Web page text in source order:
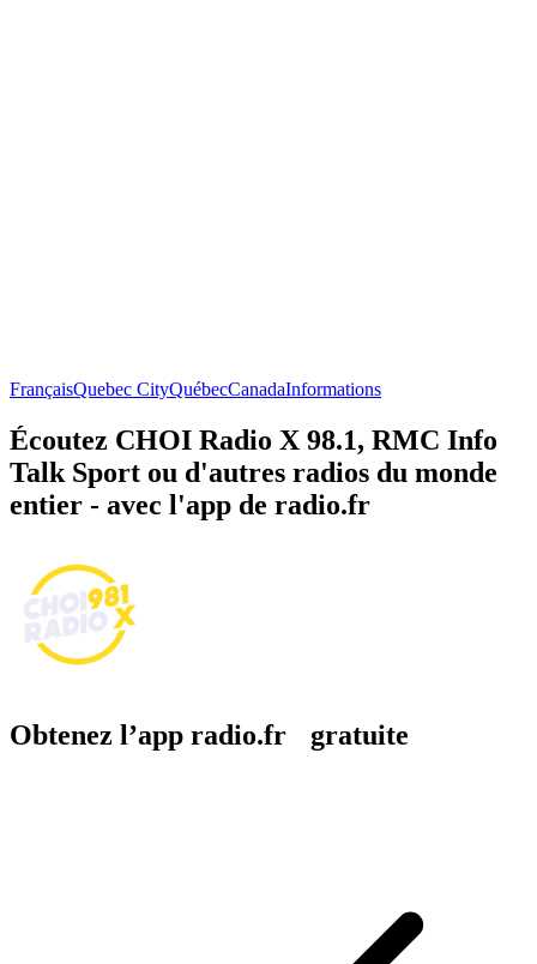
FrançaisQuebec CityQuébecCanadaInformations
Écoutez CHOI Radio X 98.1, RMC Info
Talk Sport ou d'autres radios du monde
entier - avec l'app de radio.fr
Obtenez l’app radio.fr gratuite